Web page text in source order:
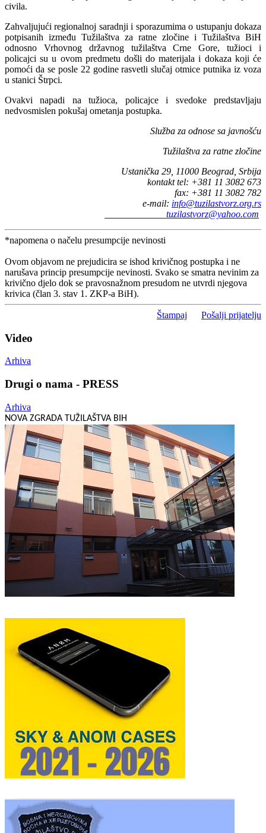
civila.
Zahvaljujući regionalnoj saradnji i sporazumima o ustupanju dokaza
potpisanih između Tužilaštva za ratne zločine i Tužilaštva BiH
odnosno Vrhovnog državnog tužilaštva Crne Gore, tužioci i
policajci su u ovom predmetu došli do materijala i dokaza koji će
pomoći da se posle 22 godine rasvetli slučaj otmice putnika iz voza
u stanici Štrpci.
Ovakvi napadi na tužioca, policajce i svedoke predstavljaju
nedvosmislen pokušaj ometanja postupka.
Služba za odnose sa javnošću
Tužilaštva za ratne zločine
Ustanička 29, 11000 Beograd, Srbija
kontakt tel: +381 11 3082 673
fax: +381 11 3082 782
e-mail: info@tuzilastvorz.org.rs
tuzilastvorz@yahoo.com
*napomena o načelu presumpcije nevinosti
Ovom objavom ne prejudicira se ishod krivičnog postupka i ne
narušava princip presumpcije nevinosti. Svako se smatra nevinim za
krivično djelo dok se pravosnažnom presudom ne utvrdi njegova
krivica (član 3. stav 1. ZKP-a BiH).
Štampaj Pošalji prijatelju
Video
Arhiva
Drugi o nama - PRESS
Arhiva
NOVA ZGRADA TUŽILAŠTVA BIH